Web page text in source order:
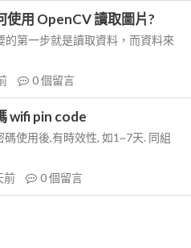
使用 OpenCV 讀取圖片?
第一步就是讀取資料，而資料來
0個留言
wifi pin code
使用後,有時效性, 如1~7天. 同組
前 0個留言